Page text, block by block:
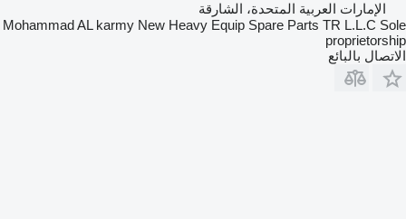
الإمارات العربية المتحدة، الشارقة
Mohammad AL karmy New Heavy Equip Spare Parts TR L.L.C Sole
proprietorship
الاتصال بالبائع